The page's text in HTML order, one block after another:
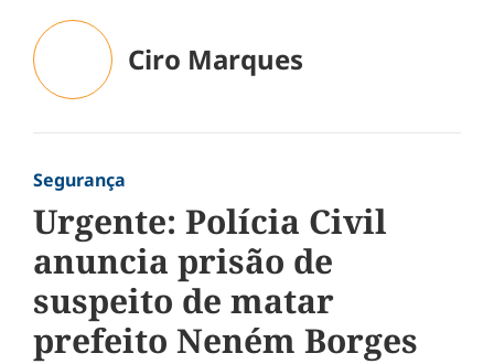
Ciro Marques
Segurança
Urgente: Polícia Civil
anuncia prisão de
suspeito de matar
prefeito Neném Borges